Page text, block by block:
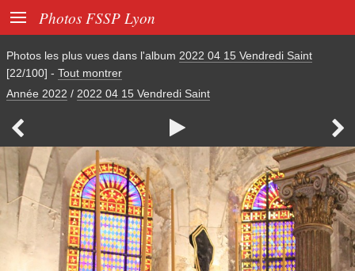
 Photos FSSP Lyon
Photos les plus vues dans l'album 2022 04 15 Vendredi Saint
[22/100] - Tout montrer
Année 2022 / 2022 04 15 Vendredi Saint
  